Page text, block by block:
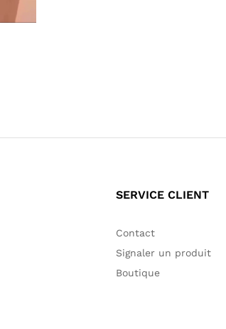
SERVICE CLIENT
Contact
Signaler un produit
Boutique